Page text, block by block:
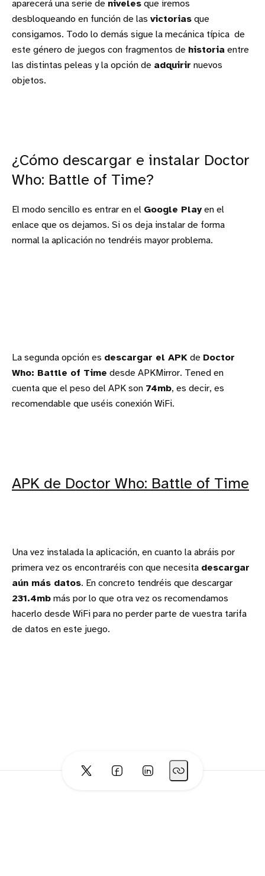
aparecerá una serie de niveles que iremos
desbloqueando en función de las victorias que
consigamos. Todo lo demás sigue la mecánica típica de
este género de juegos con fragmentos de historia entre
las distintas peleas y la opción de adquirir nuevos
objetos.
¿Cómo descargar e instalar Doctor
Who: Battle of Time?
El modo sencillo es entrar en el Google Play en el
enlace que os dejamos. Si os deja instalar de forma
normal la aplicación no tendréis mayor problema.
La segunda opción es descargar el APK de Doctor
Who: Battle of Time desde APKMirror. Tened en
cuenta que el peso del APK son 74mb, es decir, es
recomendable que uséis conexión WiFi.
APK de Doctor Who: Battle of Time
Una vez instalada la aplicación, en cuanto la abráis por
primera vez os encontraréis con que necesita descargar
aún más datos. En concreto tendréis que descargar
231.4mb más por lo que otra vez os recomendamos
hacerlo desde WiFi para no perder parte de vuestra tarifa
de datos en este juego.